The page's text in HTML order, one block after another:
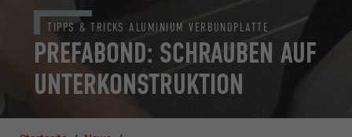
PREFABOND: SCHRAUBEN AUF
UNTERKONSTRUKTION
TIPPS & TRICKS ALUMINIUM VERBUNDPLATTE